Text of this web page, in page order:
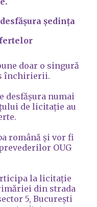
ședința
doar o singură
închirierii.
desfășura numai
de licitație au
română și vor fi
OUG
la licitație
din strada
5, București